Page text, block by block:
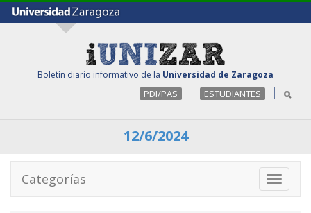
Boletín diario informativo de la Universidad de Zaragoza
PDI/PAS ESTUDIANTES
12/6/2024
Toggle
Categorías